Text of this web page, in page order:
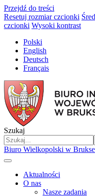
Przejdź do treści
Resetuj rozmiar czcionki
czcionki Wysoki kontrast
Polski
English
Deutsch
Français
Szukaj
Biuro Wielkopolski w
Aktualności
O nas
Nasze zadania